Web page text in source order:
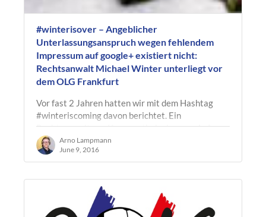
#winterisover – Angeblicher
Unterlassungsanspruch wegen fehlendem
Impressum auf google+ existiert nicht:
Rechtsanwalt Michael Winter unterliegt vor
dem OLG Frankfurt
Vor fast 2 Jahren hatten wir mit dem Hashtag
#winteriscoming davon berichtet. Ein
Rechtsanwalt aus Kornwestheim begann Anfang
2014 damit, Kollegen abzumahnen, die seiner…
Arno Lampmann
June 9, 2016